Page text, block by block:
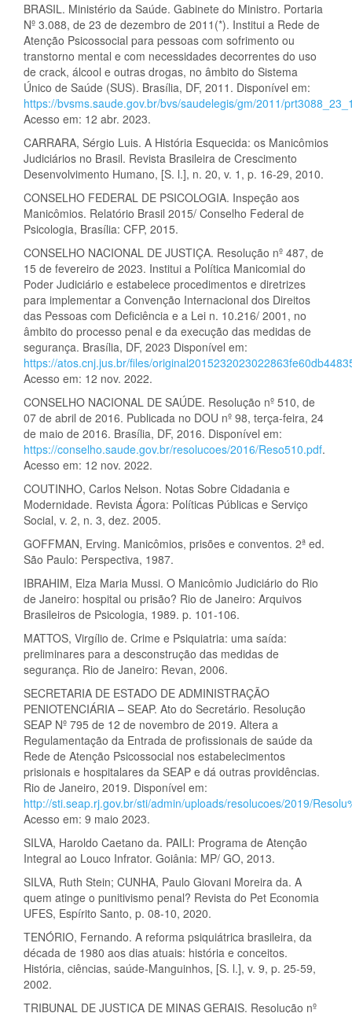
BRASIL. Ministério da Saúde. Gabinete do Ministro. Portaria
Nº 3.088, de 23 de dezembro de 2011(*). Institui a Rede de
Atenção Psicossocial para pessoas com sofrimento ou
transtorno mental e com necessidades decorrentes do uso
de crack, álcool e outras drogas, no âmbito do Sistema
Único de Saúde (SUS). Brasília, DF, 2011. Disponível em:
https://bvsms.saude.gov.br/bvs/saudelegis/gm/2011/
Acesso em: 12 abr. 2023.
CARRARA, Sérgio Luis. A História Esquecida: os Manicômios
Judiciários no Brasil. Revista Brasileira de Crescimento
Desenvolvimento Humano, [S. l.], n. 20, v. 1, p. 16-29, 2010.
CONSELHO FEDERAL DE PSICOLOGIA. Inspeção aos
Manicômios. Relatório Brasil 2015/ Conselho Federal de
Psicologia, Brasília: CFP, 2015.
CONSELHO NACIONAL DE JUSTIÇA. Resolução nº 487, de
15 de fevereiro de 2023. Institui a Política Manicomial do
Poder Judiciário e estabelece procedimentos e diretrizes
para implementar a Convenção Internacional dos Direitos
das Pessoas com Deficiência e a Lei n. 10.216/ 2001, no
âmbito do processo penal e da execução das medidas de
segurança. Brasília, DF, 2023 Disponível em:
https://atos.cnj.jus.br/files/
Acesso em: 12 nov. 2022.
CONSELHO NACIONAL DE SAÚDE. Resolução nº 510, de
07 de abril de 2016. Publicada no DOU nº 98, terça-feira, 24
de maio de 2016. Brasília, DF, 2016. Disponível em:
https://conselho.saude.gov.br/resolucoes/2016/Reso510.pdf.
Acesso em: 12 nov. 2022.
COUTINHO, Carlos Nelson. Notas Sobre Cidadania e
Modernidade. Revista Ágora: Políticas Públicas e Serviço
Social, v. 2, n. 3, dez. 2005.
GOFFMAN, Erving. Manicômios, prisões e conventos. 2ª ed.
São Paulo: Perspectiva, 1987.
IBRAHIM, Elza Maria Mussi. O Manicômio Judiciário do Rio
de Janeiro: hospital ou prisão? Rio de Janeiro: Arquivos
Brasileiros de Psicologia, 1989. p. 101-106.
MATTOS, Virgílio de. Crime e Psiquiatria: uma saída:
preliminares para a desconstrução das medidas de
segurança. Rio de Janeiro: Revan, 2006.
SECRETARIA DE ESTADO DE ADMINISTRAÇÃO
PENIOTENCIÁRIA – SEAP. Ato do Secretário. Resolução
SEAP Nº 795 de 12 de novembro de 2019. Altera a
Regulamentação da Entrada de profissionais de saúde da
Rede de Atenção Psicossocial nos estabelecimentos
prisionais e hospitalares da SEAP e dá outras providências.
Rio de Janeiro, 2019. Disponível em:
http://sti.seap.rj.gov.br/sti/admin/uploads/resolucoes/2019/
Acesso em: 9 maio 2023.
SILVA, Haroldo Caetano da. PAILI: Programa de Atenção
Integral ao Louco Infrator. Goiânia: MP/ GO, 2013.
SILVA, Ruth Stein; CUNHA, Paulo Giovani Moreira da. A
quem atinge o punitivismo penal? Revista do Pet Economia
UFES, Espírito Santo, p. 08-10, 2020.
TENÓRIO, Fernando. A reforma psiquiátrica brasileira, da
década de 1980 aos dias atuais: história e conceitos.
História, ciências, saúde-Manguinhos, [S. l.], v. 9, p. 25-59,
2002.
TRIBUNAL DE JUSTIÇA DE MINAS GERAIS. Resolução nº